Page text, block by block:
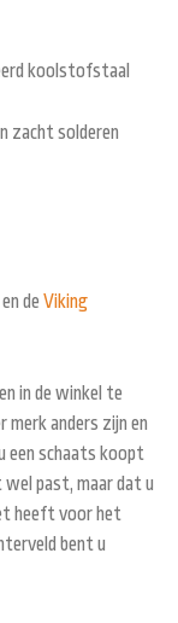
koolstofstaal
zacht solderen
en de Viking
in de winkel te
merk anders zijn en
een schaats koopt
wel past, maar dat u
heeft voor het
bent u